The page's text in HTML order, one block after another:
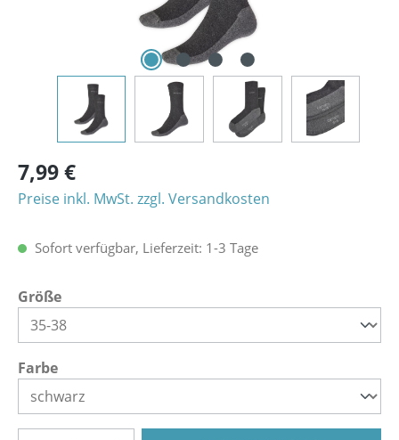
7,99 €
Preise inkl. MwSt. zzgl. Versandkosten
Sofort verfügbar, Lieferzeit: 1-3 Tage
Größeauswählen
Farbeauswählen